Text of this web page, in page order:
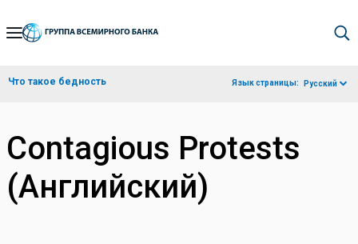
Skip
Navigation
Что такое бедность Язык страницы: Русский
Contagious Protests
(Английский)